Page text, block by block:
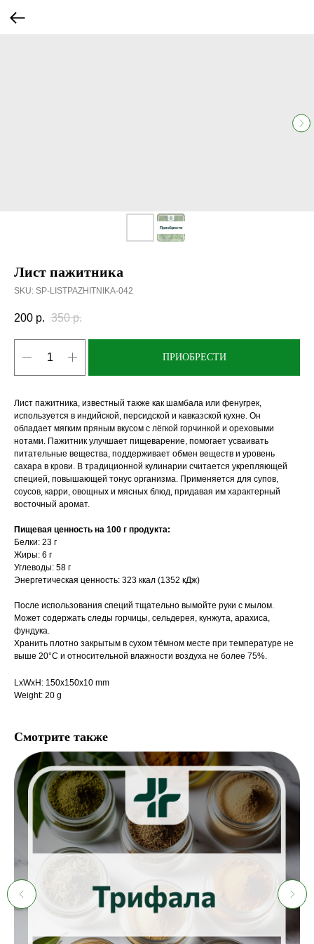
Лист пажитника
SKU: SP-LISTPAZHITNIKA-042
200 р. 350 р.
ПРИОБРЕСТИ
Лист пажитника, известный также как шамбала или фенугрек,
используется в индийской, персидской и кавказской кухне. Он
обладает мягким пряным вкусом с лёгкой горчинкой и ореховыми
нотами. Пажитник улучшает пищеварение, помогает усваивать
питательные вещества, поддерживает обмен веществ и уровень
сахара в крови. В традиционной кулинарии считается укрепляющей
специей, повышающей тонус организма. Применяется для супов,
соусов, карри, овощных и мясных блюд, придавая им характерный
восточный аромат.
Пищевая ценность на 100 г продукта:
Белки: 23 г
Жиры: 6 г
Углеводы: 58 г
Энергетическая ценность: 323 ккал (1352 кДж)
После использования специй тщательно вымойте руки с мылом.
Может содержать следы горчицы, сельдерея, кунжута, арахиса,
фундука.
Хранить плотно закрытым в сухом тёмном месте при температуре не
выше 20°С и относительной влажности воздуха не более 75%.
LxWxH: 150x150x10 mm
Weight: 20 g
Смотрите также